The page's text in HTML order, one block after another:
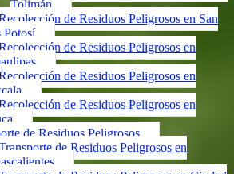
Tolimán
de Residuos Peligrosos en San
Potosí
de Residuos Peligrosos en
de Residuos Peligrosos en
de Residuos Peligrosos en
de Residuos Peligrosos
de Residuos Peligrosos en